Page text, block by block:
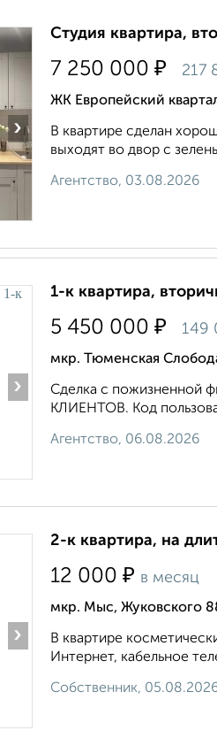
›
Студия квартира,
7 250 000 ₽ 217
ЖК Европейский
В квартире сделан
выходят во двор с
Агентство, 03.08.2026
›
1-к квартира,
5 450 000 ₽ 149
мкр. Тюменская
Сделка с
КЛИЕНТОВ. Код
Агентство, 06.08.2026
›
2-к квартира, на
12 000 ₽ в месяц
мкр. Мыс, Жуковского
В квартире
Интернет, кабельное
Собственник,